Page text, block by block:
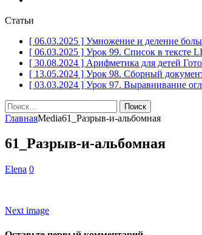
Статьи
[ 06.03.2025 ] Умножение и деление
[ 06.03.2025 ] Урок 99. Список в тексте
[ 30.08.2024 ] Арифметика для детей
[ 13.05.2024 ] Урок 98. Сборный
[ 03.03.2024 ] Урок 97. Выравнивание
Найти:
ГлавнаяMedia61_Разрыв-и-альбомная
61_Разрыв-и-альбомная
Elena 0
Next image